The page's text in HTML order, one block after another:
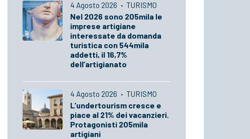
4 Agosto 2026 · TURISMO
Nel 2026 sono 205mila le
imprese artigiane
interessate da domanda
turistica con 544mila
addetti, il 16,7%
dell’artigianato
4 Agosto 2026 · TURISMO
L’undertourism cresce e
piace al 21% dei vacanzieri.
Protagonisti 205mila
artigiani